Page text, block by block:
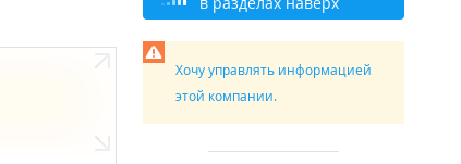
Хочу управлять информацией
этой компании.